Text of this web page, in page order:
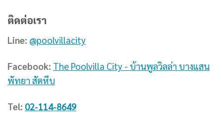
ติดต่อเรา
Line: @poolvillacity
Facebook: The Poolvilla City - บ้านพูลวิลล่า บางแสน
พัทยา สัตหีบ
Tel: 02-114-8649